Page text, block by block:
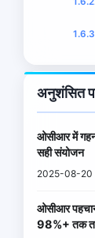
अनुशंसित
ओसीआर में गहन
सही संयोजन
2025-08-20
ओसीआर
98%+ तक